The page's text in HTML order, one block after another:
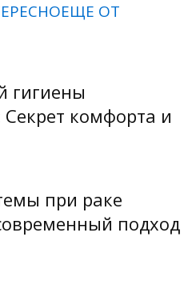
ЕЩЕ ОТ
гигиены
комфорта и
при раке
подход